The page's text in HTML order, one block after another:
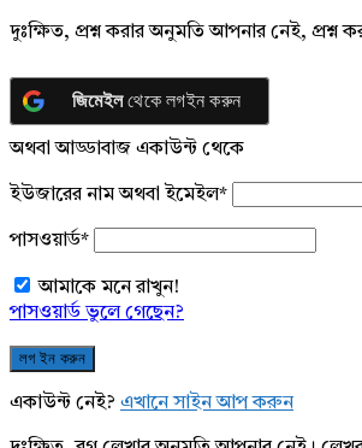
দুঃক্ষিত, প্রশ্ন করার অনুমতি আপনার নেই,
জিমেইলথেকে লগইন করুন
অথবা আড্ডাবাজ একাউন্ট থেকে
ইউজারের নাম অথবা ইমেইল*
পাসওয়ার্ড*
আমাকে মনে রাখুন!
পাসওয়ার্ড ভুলে গেছেন?
একাউন্ট নেই? এখানে সাইন আপ করুন